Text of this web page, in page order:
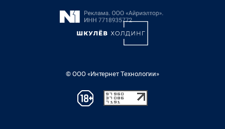
© ООО «Интернет Технологии»